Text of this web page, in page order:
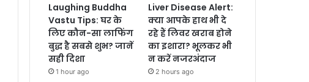
Laughing Buddha
Vastu Tips: घर के
लिए कौन-सा लाफिंग
बुद्ध है सबसे शुभ? जानें
सही दिशा
1 hour ago
Liver Disease Alert:
क्या आपके हाथ भी दे
रहे हैं लिवर खराब होने
का इशारा? भूलकर भी
न करें नजरअंदाज
2 hours ago